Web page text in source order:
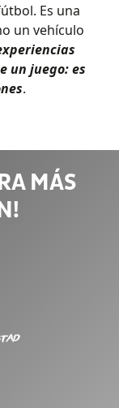
Es una
un vehículo
un juego: es
.
MÁS